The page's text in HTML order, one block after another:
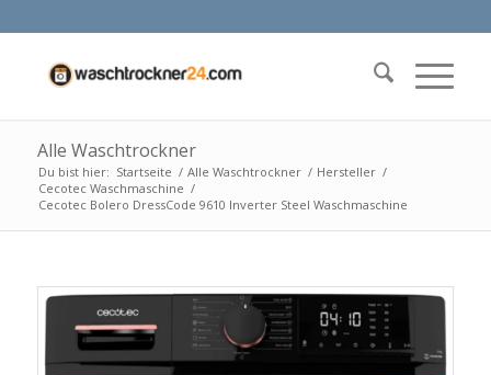
Alle Waschtrockner
Du bist hier: Startseite / Alle Waschtrockner / Hersteller /
Cecotec Waschmaschine /
Cecotec Bolero DressCode 9610 Inverter Steel Waschmaschine